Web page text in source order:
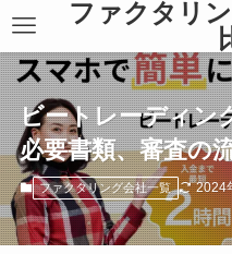
ファクタリ
ビートレーディン
必要書類、審査の
ファクタリング会社一覧 2024